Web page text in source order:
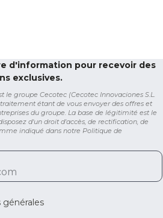
d'information pour recevoir des
exclusives.
le groupe Cecotec (Cecotec Innovaciones S.L.
étant de vous envoyer des offres et
du groupe. La base de légitimité est le
d'un droit d'accès, de rectification, de
indiqué dans notre Politique de
générales